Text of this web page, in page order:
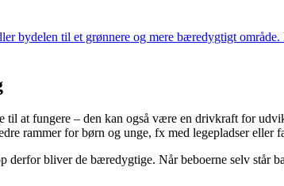
bydelen til et grønnere og mere bæredygtigt
at fungere – den kan også være en drivkraft for
rammer for børn og unge, fx med legepladser eller
bliver de bæredygtige. Når beboerne selv står